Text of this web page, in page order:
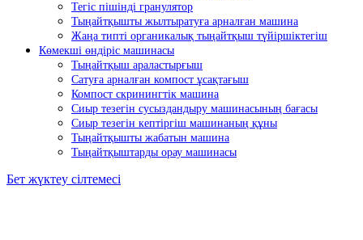
Тегіс пішінді гранулятор
Тыңайтқышты жылтыратуға арналған машина
Жаңа типті органикалық тыңайтқыш түйіршіктегіш
Көмекші өндіріс машинасы
Тыңайтқыш араластырғыш
Сатуға арналған компост ұсақтағыш
Компост скринингтік машина
Сиыр тезегін сусыздандыру машинасының бағасы
Сиыр тезегін кептіргіш машинаның құны
Тыңайтқышты жабатын машина
Тыңайтқыштарды орау машинасы
Бет жүктеу сілтемесі